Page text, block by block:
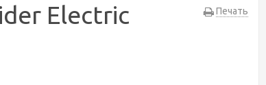
Печать
Electric